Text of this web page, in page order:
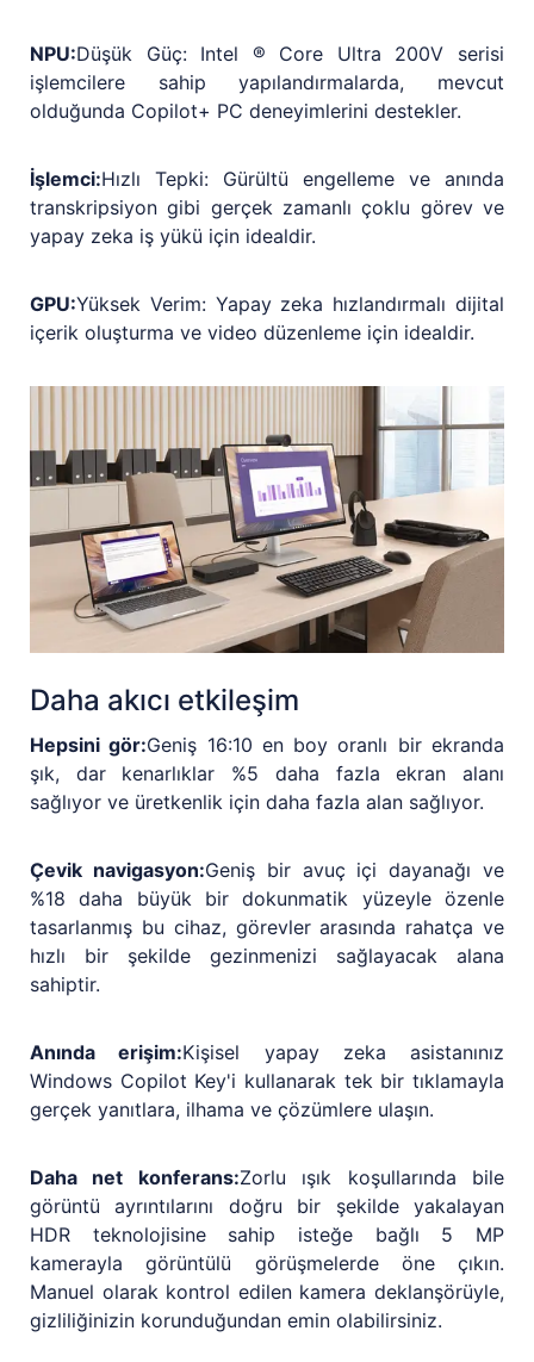
NPU:Düşük Güç: Intel ® Core Ultra 200V serisi
işlemcilere sahip yapılandırmalarda, mevcut
olduğunda Copilot+ PC deneyimlerini destekler.
İşlemci:Hızlı Tepki: Gürültü engelleme ve anında
transkripsiyon gibi gerçek zamanlı çoklu görev ve
yapay zeka iş yükü için idealdir.
GPU:Yüksek Verim: Yapay zeka hızlandırmalı dijital
içerik oluşturma ve video düzenleme için idealdir.
Daha akıcı etkileşim
Hepsini gör:Geniş 16:10 en boy oranlı bir ekranda
şık, dar kenarlıklar %5 daha fazla ekran alanı
sağlıyor ve üretkenlik için daha fazla alan sağlıyor.
Çevik navigasyon:Geniş bir avuç içi dayanağı ve
%18 daha büyük bir dokunmatik yüzeyle özenle
tasarlanmış bu cihaz, görevler arasında rahatça ve
hızlı bir şekilde gezinmenizi sağlayacak alana
sahiptir.
Anında erişim:Kişisel yapay zeka asistanınız
Windows Copilot Key'i kullanarak tek bir tıklamayla
gerçek yanıtlara, ilhama ve çözümlere ulaşın.
Daha net konferans:Zorlu ışık koşullarında bile
görüntü ayrıntılarını doğru bir şekilde yakalayan
HDR teknolojisine sahip isteğe bağlı 5 MP
kamerayla görüntülü görüşmelerde öne çıkın.
Manuel olarak kontrol edilen kamera deklanşörüyle,
gizliliğinizin korunduğundan emin olabilirsiniz.